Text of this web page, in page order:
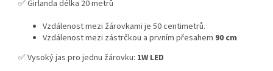
✅ Girlanda délka 20 metrů
Vzdálenost mezi žárovkami je 50 centimetrů.
Vzdálenost mezi zástrčkou a prvním přesahem 90 cm
✅ Vysoký jas pro jednu žárovku: 1W LED